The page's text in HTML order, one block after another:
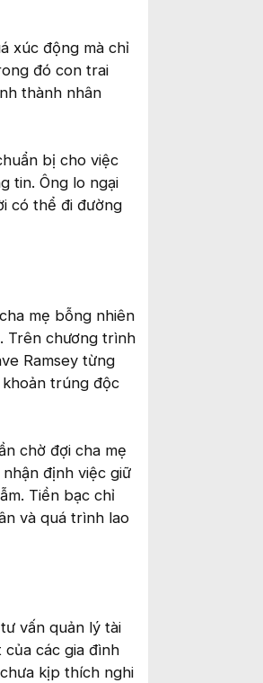
xúc động mà chỉ
đó con trai
thành nhân
bị cho việc
tin. Ông lo ngại
có thể đi đường
mẹ bỗng nhiên
Trên chương trình
Ramsey từng
trúng độc
chờ đợi cha mẹ
định việc giữ
Tiền bạc chỉ
và quá trình lao
vấn quản lý tài
các gia đình
kịp thích nghi